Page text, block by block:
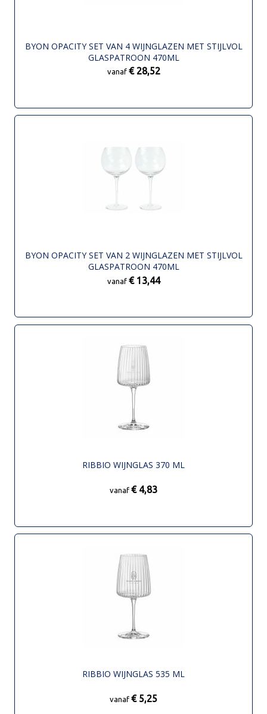
BYON OPACITY SET VAN 4 WIJNGLAZEN MET STIJLVOL
GLASPATROON 470ML
vanaf € 28,52
BYON OPACITY SET VAN 2 WIJNGLAZEN MET STIJLVOL
GLASPATROON 470ML
vanaf € 13,44
RIBBIO WIJNGLAS 370 ML
vanaf € 4,83
RIBBIO WIJNGLAS 535 ML
vanaf € 5,25